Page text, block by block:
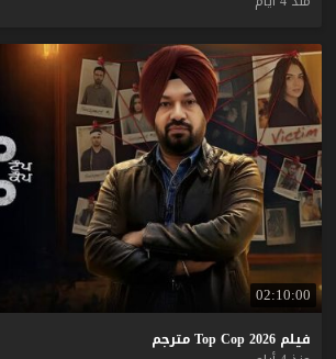
02:10:00
فيلم Top Cop 2026
مترجم